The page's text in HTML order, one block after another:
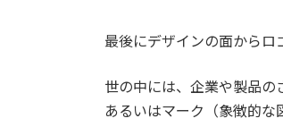
最後にデザインの面からロ
世の中には、企業や製品の
あるいはマーク（象徴的な